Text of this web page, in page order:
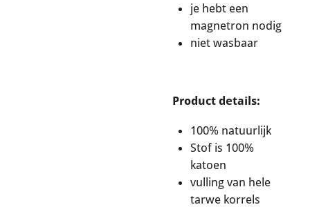
je hebt een
magnetron nodig
niet wasbaar
Product details:
100% natuurlijk
Stof is 100%
katoen
vulling van hele
tarwe korrels